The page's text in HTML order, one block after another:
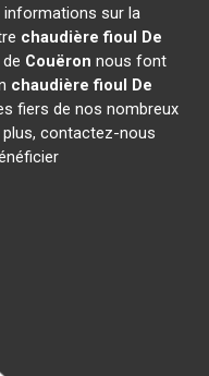
sur la
chaudière fioul De
Couëron nous font
chaudière fioul De
fiers de nos nombreux
contactez-nous